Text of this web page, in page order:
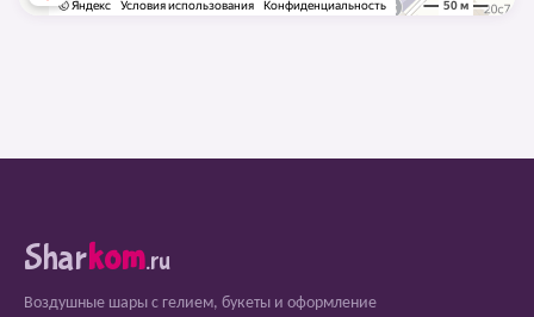
Sharkom.ru
Воздушные шары с гелием, букеты и оформление